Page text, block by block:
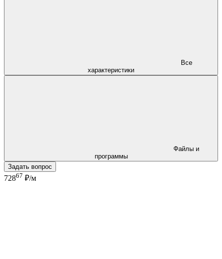
характеристики
программы
Задать вопрос
72867 ₽/м